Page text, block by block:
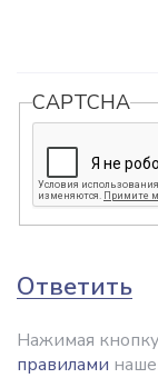
CAPTCHA
Ответить
Нажимая
правилами